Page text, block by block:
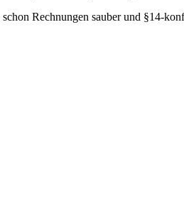
Rechnungen sauber und §14-